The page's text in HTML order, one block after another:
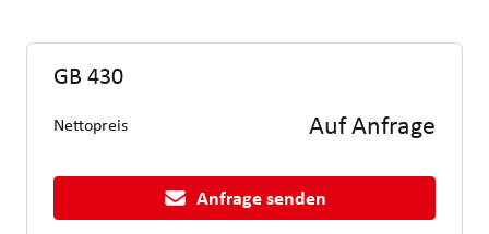
GB 430
Nettopreis Auf Anfrage
Anfrage senden